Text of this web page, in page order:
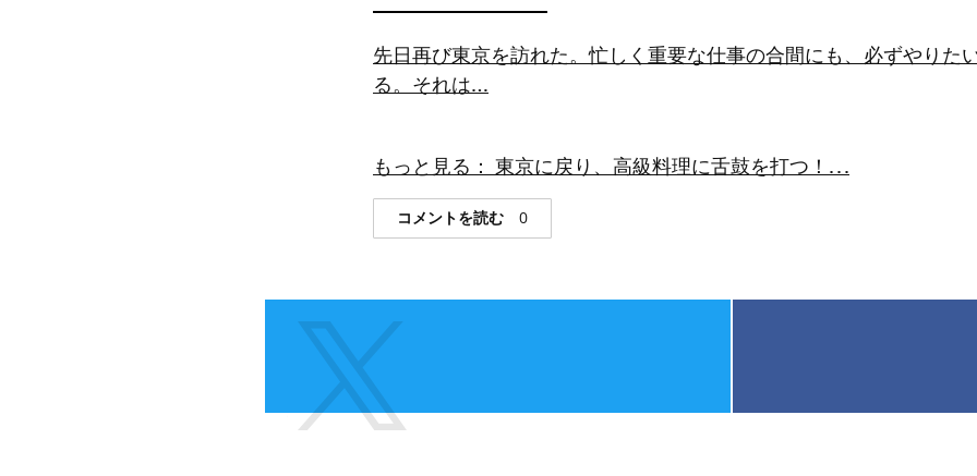
先日再び東京を訪れた。忙しく重要な仕事の合間にも、必ずやりた
る。それは…
もっと見る： 東京に戻り、高級料理に舌鼓を打つ！. . .
コメントを読む 0